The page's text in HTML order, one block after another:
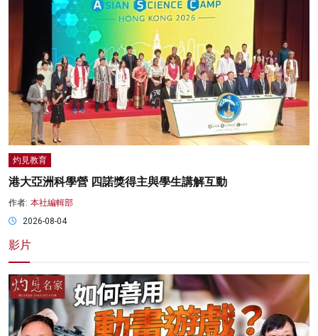
灼見教育
港大亞洲科學營 四諾獎得主與學生講解互動
作者: 本社編輯部
2026-08-04
影片